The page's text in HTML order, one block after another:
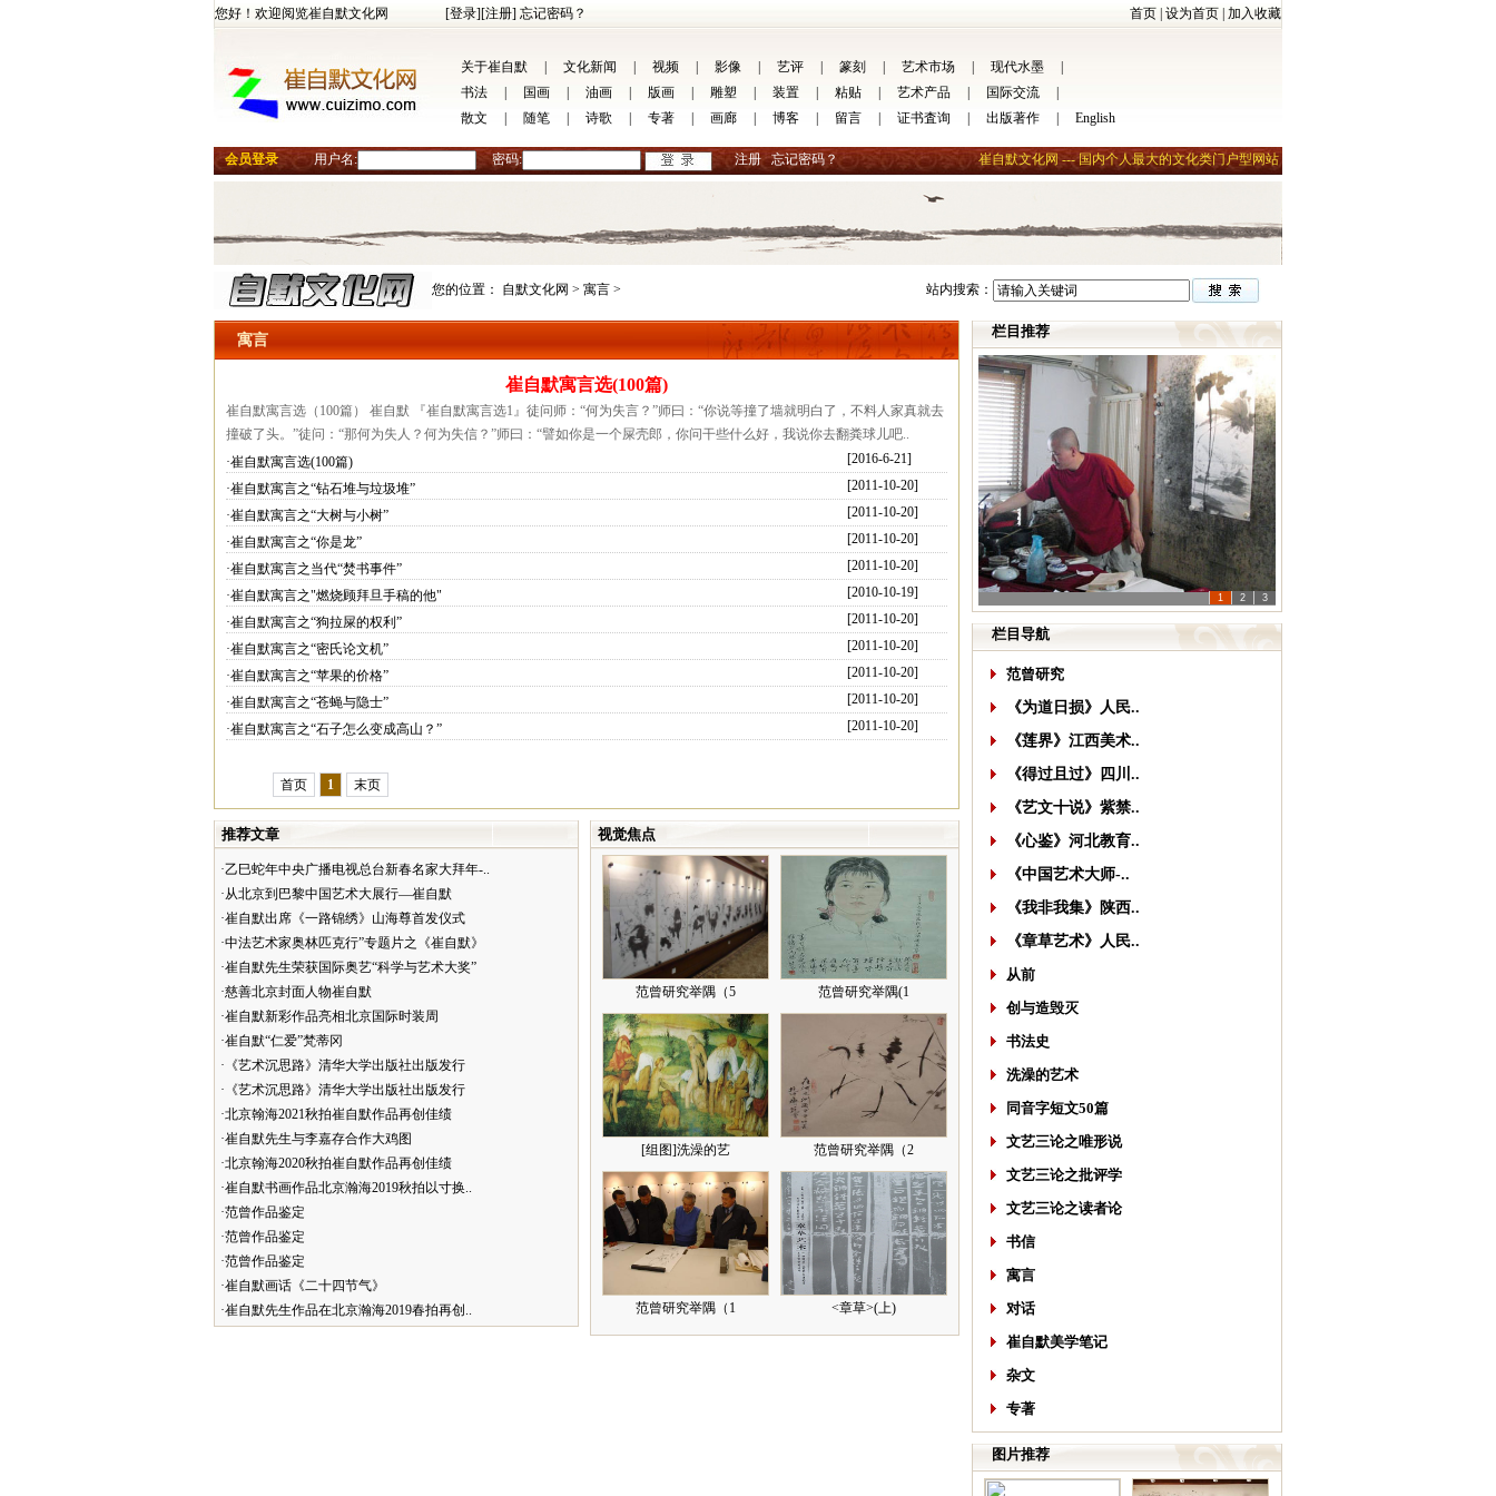
您好！欢迎阅览崔自默文化网 [登录][注册] 忘记密码？ 首页 设为首页 加入收藏
关于崔自默 文化新闻 视频 影像 艺评 篆刻 艺术市场 现代水墨
书法
国画 油画 版画 雕塑 装置 粘贴 艺术产品 国际交流
散文
随笔 诗歌 专著 画廊 博客 留言 证书査询 出版著作 English
会员登录 用户名: 密码: 注册 忘记密码？ 崔自默文化网 --- 国内个人最大的文化类门户型网站
您的位置： 自默文化网 > 寓言 > 站内搜索：
寓言
崔自默寓言选(100篇)
崔自默寓言选（100篇） 崔自默 『崔自默寓言选1』徒问师：“何为失言？”师曰：“你说等撞了墙就明白了，不料人家真就去
撞破了头。”徒问：“那何为失人？何为失信？”师曰：“譬如你是一个屎壳郎，你问干些什么好，我说你去翻粪球儿吧..
·崔自默寓言选(100篇)
[2016-6-21]
·崔自默寓言之“钻石堆与垃圾堆”
[2011-10-20]
·崔自默寓言之“大树与小树”
[2011-10-20]
·崔自默寓言之“你是龙”
[2011-10-20]
·崔自默寓言之当代“焚书事件”
[2011-10-20]
·崔自默寓言之"燃烧顾拜旦手稿的他"
[2010-10-19]
·崔自默寓言之“狗拉屎的权利”
[2011-10-20]
·崔自默寓言之“密氏论文机”
[2011-10-20]
·崔自默寓言之“苹果的价格”
[2011-10-20]
·崔自默寓言之“苍蝇与隐士”
[2011-10-20]
·崔自默寓言之“石子怎么变成高山？”
[2011-10-20]
首页 1 末页
推荐文章
·乙巳蛇年中央广播电视总台新春名家大拜年-..
·从北京到巴黎中国艺术大展行—崔自默
·崔自默出席《一路锦绣》山海尊首发仪式
·中法艺术家奥林匹克行”专题片之《崔自默》
·崔自默先生荣获国际奥艺“科学与艺术大奖”
·慈善北京封面人物崔自默
·崔自默新彩作品亮相北京国际时装周
·崔自默“仁爱”梵蒂冈
·《艺术沉思路》清华大学出版社出版发行
·《艺术沉思路》清华大学出版社出版发行
·北京翰海2021秋拍崔自默作品再创佳绩
·崔自默先生与李嘉存合作大鸡图
·北京翰海2020秋拍崔自默作品再创佳绩
·崔自默书画作品北京瀚海2019秋拍以寸换..
·范曾作品鉴定
·范曾作品鉴定
·范曾作品鉴定
·崔自默画话《二十四节气》
·崔自默先生作品在北京瀚海2019春拍再创..
视觉焦点
范曾研究举隅（5 范曾研究举隅(1
[组图]洗澡的艺 范曾研究举隅（2
范曾研究举隅（1 <章草>(上)
栏目推荐
1 2 3
栏目导航
范曾研究
《为道日损》人民..
《莲界》江西美术..
《得过且过》四川..
《艺文十说》紫禁..
《心鉴》河北教育..
《中国艺术大师-..
《我非我集》陕西..
《章草艺术》人民..
从前
创与造毁灭
书法史
洗澡的艺术
同音字短文50篇
文艺三论之唯形说
文艺三论之批评学
文艺三论之读者论
书信
寓言
对话
崔自默美学笔记
杂文
专著
图片推荐